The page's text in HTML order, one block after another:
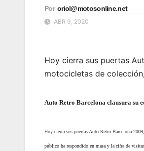
Por oriol@motosonline.net
ABR 9, 2020
Hoy cierra sus puertas
motocicletas de
Auto Retro Barcelona clausura su
Hoy cierra sus puertas Auto Retro Barcelona
público ha respondido en masa y la cifra de